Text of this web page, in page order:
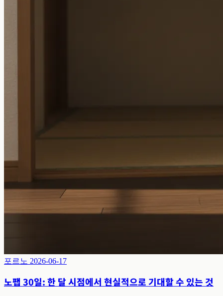
포르노 2026-06-17
노팹 30일: 한 달 시점에서 현실적으로 기대할 수 있는 것